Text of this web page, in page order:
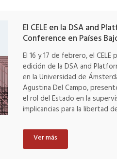
El CELE en la DSA and
Conference en Países
El 16 y 17 de febrero, el
edición de la DSA and
en la Universidad de
Agustina Del Campo,
el rol del Estado en la
implicancias para la libertad
Ver más